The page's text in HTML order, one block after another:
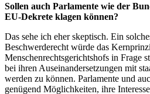
Sollen auch Parlamente wie der
EU-Dekrete klagen können?
Das sehe ich eher skeptisch. Ein
Beschwerderecht würde das
Menschenrechtsgerichtshofs in Frage
bei ihren Auseinandersetzungen mit
werden zu können. Parlamente und
genügend Möglichkeiten, ihre